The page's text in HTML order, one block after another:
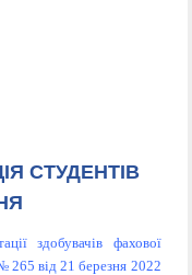
СТУДЕНТІВ
здобувачів фахової
265 від 21 березня 2022